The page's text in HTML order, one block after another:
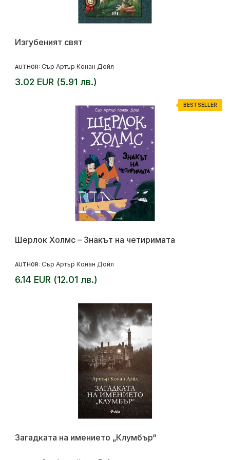
Изгубеният свят
AUTHOR: Сър Артър Конан Дойл
3.02 EUR (5.91 лв.)
BESTSELLER
Шерлок Холмс – Знакът на четиримата
AUTHOR: Сър Артър Конан Дойл
6.14 EUR (12.01 лв.)
Загадката на имението „Клумбър“